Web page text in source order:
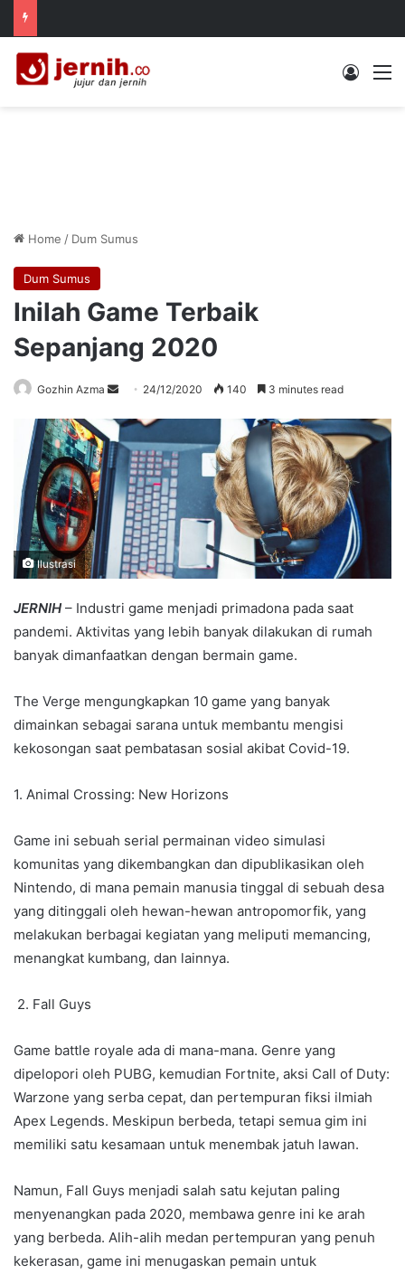
Log In
Home / Dum Sumus
Dum Sumus
Inilah Game Terbaik
Sepanjang 2020
Gozhin Azma
Send
email
24/12/2020 140 3 minutes read
Ilustrasi
JERNIH – Industri game menjadi primadona pada saat
pandemi. Aktivitas yang lebih banyak dilakukan di rumah
banyak dimanfaatkan dengan bermain game.
The Verge mengungkapkan 10 game yang banyak
dimainkan sebagai sarana untuk membantu mengisi
kekosongan saat pembatasan sosial akibat Covid-19.
1. Animal Crossing: New Horizons
Game ini sebuah serial permainan video simulasi
komunitas yang dikembangkan dan dipublikasikan oleh
Nintendo, di mana pemain manusia tinggal di sebuah desa
yang ditinggali oleh hewan-hewan antropomorfik, yang
melakukan berbagai kegiatan yang meliputi memancing,
menangkat kumbang, dan lainnya.
2. Fall Guys
Game battle royale ada di mana-mana. Genre yang
dipelopori oleh PUBG, kemudian Fortnite, aksi Call of Duty:
Warzone yang serba cepat, dan pertempuran fiksi ilmiah
Apex Legends. Meskipun berbeda, tetapi semua gim ini
memiliki satu kesamaan untuk menembak jatuh lawan.
Namun, Fall Guys menjadi salah satu kejutan paling
menyenangkan pada 2020, membawa genre ini ke arah
yang berbeda. Alih-alih medan pertempuran yang penuh
kekerasan, game ini menugaskan pemain untuk